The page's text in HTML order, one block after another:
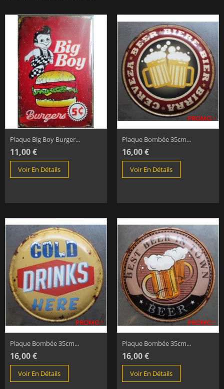
Plaque Big Boy Burger...
11,00 €
Voir En Détails
PROMO !
Plaque Bombée 35cm...
16,00 €
Voir En Détails
PROMO !
Plaque Bombée 35cm...
16,00 €
Voir En Détails
PROMO !
Plaque Bombée 35cm...
16,00 €
Voir En Détails